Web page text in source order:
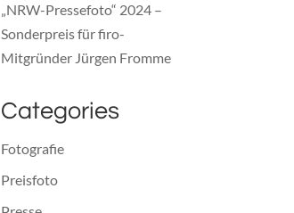
„NRW-Pressefoto“ 2024 –
Sonderpreis für firo-
Mitgründer Jürgen Fromme
Categories
Fotografie
Preisfoto